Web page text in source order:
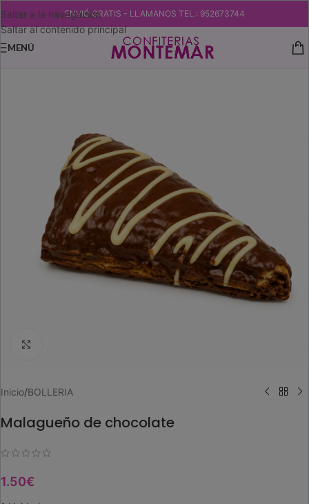
Saltar a la navegación
Saltar al contenido principal
ENVIÓ GRATIS - LLAMANOS TEL.: 952673744
MENÚ
Inicio/BOLLERIA
Malagueño de chocolate
1.50€